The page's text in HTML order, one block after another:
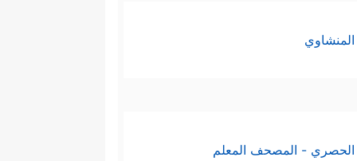
الحصري - المصحف المعلم